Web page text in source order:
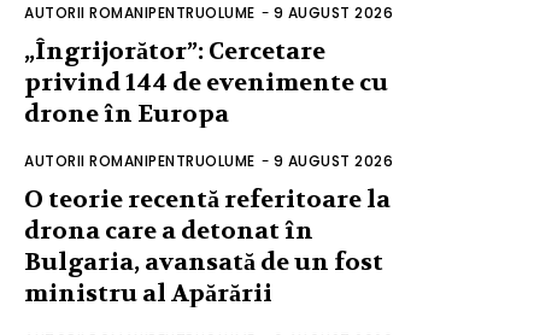
AUTORII ROMANIPENTRUOLUME - 9 AUGUST 2026
„Îngrijorător”: Cercetare
privind 144 de evenimente cu
drone în Europa
AUTORII ROMANIPENTRUOLUME - 9 AUGUST 2026
O teorie recentă referitoare la
drona care a detonat în
Bulgaria, avansată de un fost
ministru al Apărării